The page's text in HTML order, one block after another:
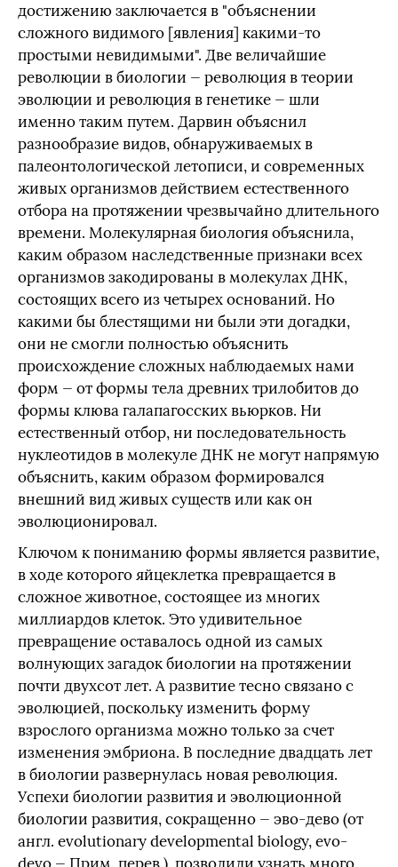
достижению заключается в "объяснении
сложного видимого [явления] какими-то
простыми невидимыми". Две величайшие
революции в биологии — революция в теории
эволюции и революция в генетике — шли
именно таким путем. Дарвин объяснил
разнообразие видов, обнаруживаемых в
палеонтологической летописи, и современных
живых организмов действием естественного
отбора на протяжении чрезвычайно длительного
времени. Молекулярная биология объяснила,
каким образом наследственные признаки всех
организмов закодированы в молекулах ДНК,
состоящих всего из четырех оснований. Но
какими бы блестящими ни были эти догадки,
они не смогли полностью объяснить
происхождение сложных наблюдаемых нами
форм — от формы тела древних трилобитов до
формы клюва галапагосских вьюрков. Ни
естественный отбор, ни последовательность
нуклеотидов в молекуле ДНК не могут напрямую
объяснить, каким образом формировался
внешний вид живых существ или как он
эволюционировал.
Ключом к пониманию формы является развитие,
в ходе которого яйцеклетка превращается в
сложное животное, состоящее из многих
миллиардов клеток. Это удивительное
превращение оставалось одной из самых
волнующих загадок биологии на протяжении
почти двухсот лет. А развитие тесно связано с
эволюцией, поскольку изменить форму
взрослого организма можно только за счет
изменения эмбриона. В последние двадцать лет
в биологии развернулась новая революция.
Успехи биологии развития и эволюционной
биологии развития, сокращенно — эво-дево (от
англ. evolutionary developmental biology, evo-